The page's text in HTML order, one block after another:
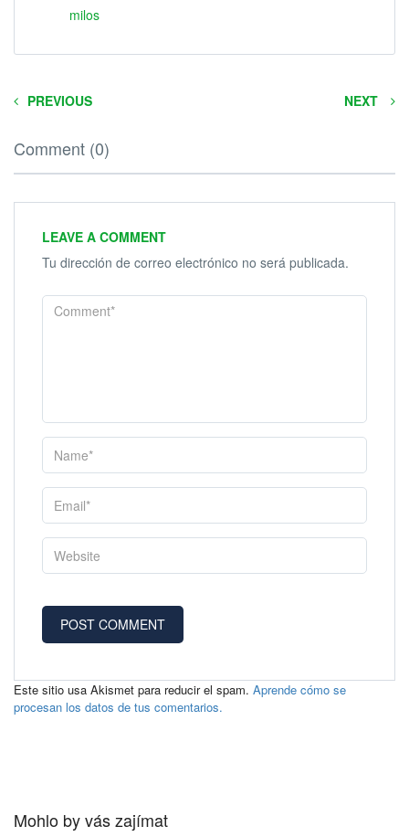
milos
PREVIOUS NEXT
Comment (0)
LEAVE A COMMENT
Tu dirección de correo electrónico no será publicada.
Este sitio usa Akismet para reducir el spam. Aprende cómo se
procesan los datos de tus comentarios.
Mohlo by vás zajímat